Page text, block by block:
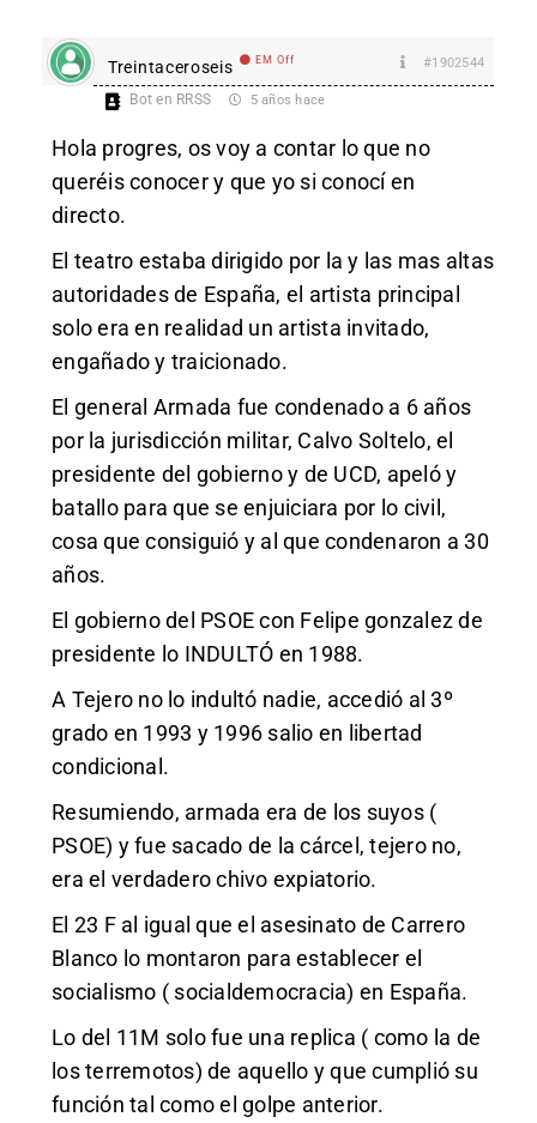
Treintaceroseis EM Off #1902544
Bot en RRSS 5 años hace
Hola progres, os voy a contar lo que no
queréis conocer y que yo si conocí en
directo.
El teatro estaba dirigido por la y las mas altas
autoridades de España, el artista principal
solo era en realidad un artista invitado,
engañado y traicionado.
El general Armada fue condenado a 6 años
por la jurisdicción militar, Calvo Soltelo, el
presidente del gobierno y de UCD, apeló y
batallo para que se enjuiciara por lo civil,
cosa que consiguió y al que condenaron a 30
años.
El gobierno del PSOE con Felipe gonzalez de
presidente lo INDULTÓ en 1988.
A Tejero no lo indultó nadie, accedió al 3º
grado en 1993 y 1996 salio en libertad
condicional.
Resumiendo, armada era de los suyos (
PSOE) y fue sacado de la cárcel, tejero no,
era el verdadero chivo expiatorio.
El 23 F al igual que el asesinato de Carrero
Blanco lo montaron para establecer el
socialismo ( socialdemocracia) en España.
Lo del 11M solo fue una replica ( como la de
los terremotos) de aquello y que cumplió su
función tal como el golpe anterior.